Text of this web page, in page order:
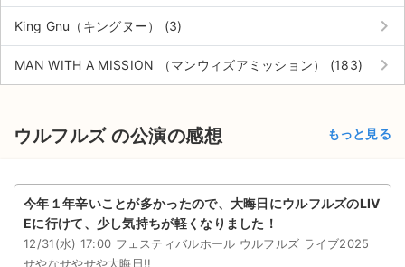
King Gnu（キングヌー） (3) keyboard_arrow_right
MAN WITH A MISSION （マンウィズアミッション） (183) keyboard_arrow_right
ウルフルズ の公演の感想 もっと見る
今年１年辛いことが多かったので、大晦日にウルフルズのLIV
Eに行けて、少し気持ちが軽くなりました！
12/31(水) 17:00 フェスティバルホール ウルフルズ ライブ2025
せやなせやせや大晦日!!